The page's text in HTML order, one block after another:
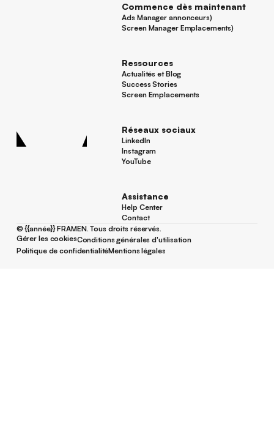
Commence dès maintenant
Ads Manager annonceurs)
Ads Manager annonceurs)
Screen Manager Emplacements)
Ressources
Actualités et Blog
Actualités et Blog
Success Stories
Success Stories
Screen Emplacements
Réseaux sociaux
LinkedIn
LinkedIn
Instagram
Instagram
YouTube
Assistance
Help Center
Help Center
Contact
Contact
©{{année}}FRAMEN. Tous droits réservés.
Gérer les cookies
Gérer les cookies
Conditions générales d'utilisation
Conditions générales d'utilisation
Politique de confidentialitéMentions légales